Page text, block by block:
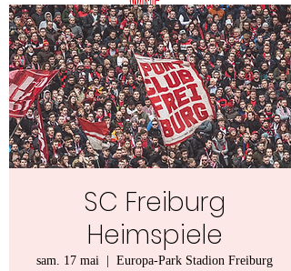
SC Freiburg
Heimspiele
sam. 17 mai
  |
Europa-Park Stadion Freiburg